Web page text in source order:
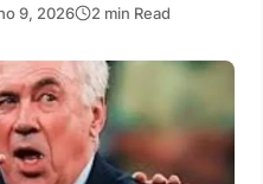
9, 2026 2 min Read